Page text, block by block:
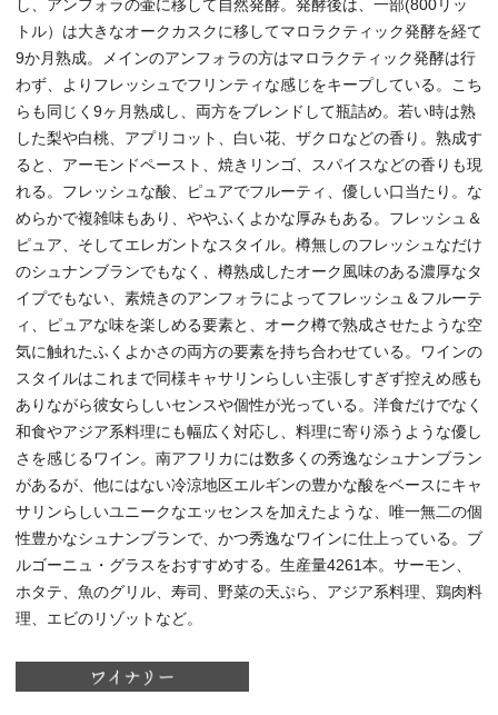
し、アンフォラの壷に移して自然発酵。発酵後は、一部(800リッ
トル）は大きなオークカスクに移してマロラクティック発酵を経て
9か月熟成。メインのアンフォラの方はマロラクティック発酵は行
わず、よりフレッシュでフリンティな感じをキープしている。こち
らも同じく9ヶ月熟成し、両方をブレンドして瓶詰め。若い時は熟
した梨や白桃、アプリコット、白い花、ザクロなどの香り。熟成す
ると、アーモンドペースト、焼きリンゴ、スパイスなどの香りも現
れる。フレッシュな酸、ピュアでフルーティ、優しい口当たり。な
めらかで複雑味もあり、ややふくよかな厚みもある。フレッシュ＆
ピュア、そしてエレガントなスタイル。樽無しのフレッシュなだけ
のシュナンブランでもなく、樽熟成したオーク風味のある濃厚なタ
イプでもない、素焼きのアンフォラによってフレッシュ＆フルーテ
ィ、ピュアな味を楽しめる要素と、オーク樽で熟成させたような空
気に触れたふくよかさの両方の要素を持ち合わせている。ワインの
スタイルはこれまで同様キャサリンらしい主張しすぎず控えめ感も
ありながら彼女らしいセンスや個性が光っている。洋食だけでなく
和食やアジア系料理にも幅広く対応し、料理に寄り添うような優し
さを感じるワイン。南アフリカには数多くの秀逸なシュナンブラン
があるが、他にはない冷涼地区エルギンの豊かな酸をベースにキャ
サリンらしいユニークなエッセンスを加えたような、唯一無二の個
性豊かなシュナンブランで、かつ秀逸なワインに仕上っている。ブ
ルゴーニュ・グラスをおすすめする。生産量4261本。サーモン、
ホタテ、魚のグリル、寿司、野菜の天ぷら、アジア系料理、鶏肉料
理、エビのリゾットなど。